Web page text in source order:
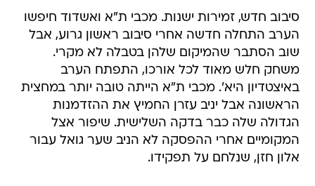
סיבוב חדש, זמירות ישנות. מכבי ת"א ואשדוד חיפשו
הערב התחלה חדשה אחרי סיבוב ראשון גרוע, אבל
שוב הסתבר שהמיקום שלהן בטבלה לא מקרי.
משחק חלש מאוד לכל אורכו, התפתח הערב
באיצטדיון היא'. מכבי ת"א הייתה טובה יותר במחצית
הראשונה אבל יניב עזרן החמיץ את ההזדמנות
הגדולה שלה כבר בדקה השלישית. שיפור אצל
המקומיים אחרי ההפסקה לא הניב שער גואל עבור
אלון חזן, שנלחם על תפקידו.